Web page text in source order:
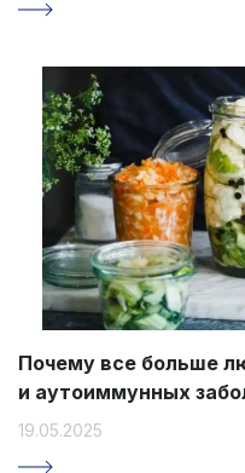
Почему все больше
и аутоиммунных
19.05.2025